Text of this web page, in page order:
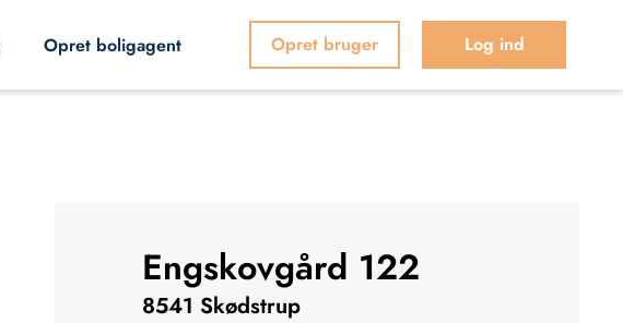
Opret bruger Log ind
Opret boligagent
Engskovgård 122
8541 Skødstrup